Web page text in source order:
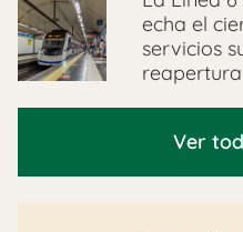
echa el
servicios
reapertura
Ver